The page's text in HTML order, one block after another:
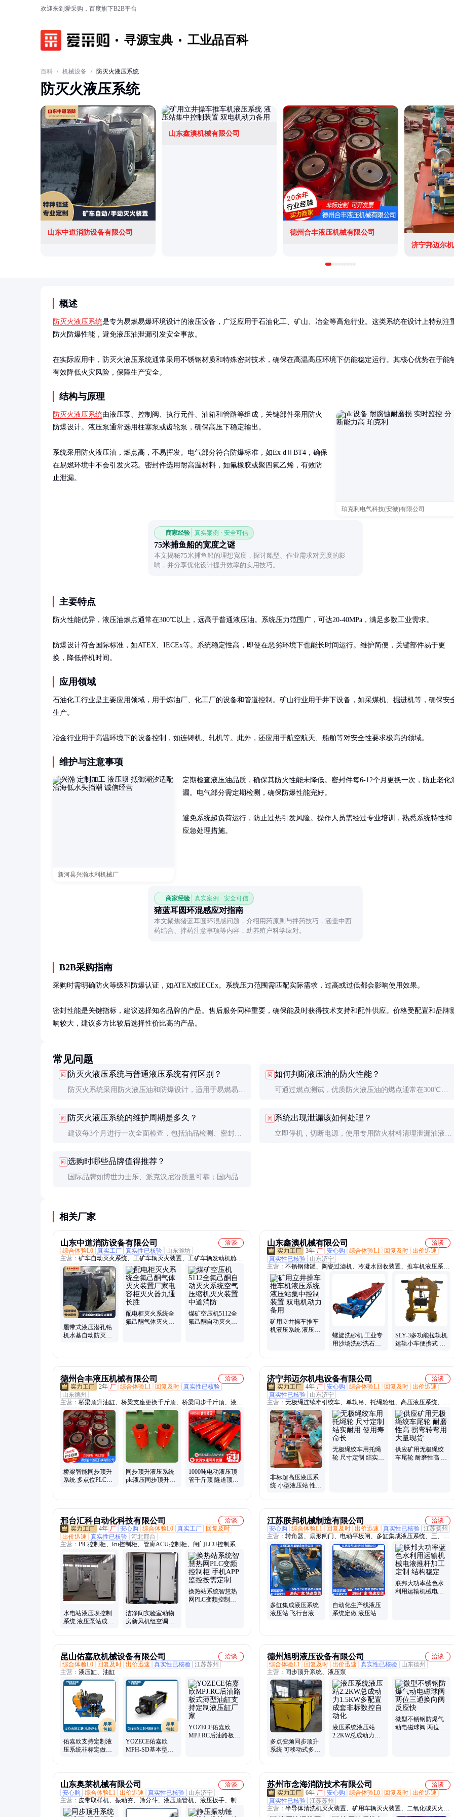
欢迎来到爱采购，百度旗下B2B平台
寻源宝典 工业品百科
百科 / 机械设备 / 防灭火液压系统
防灭火液压系统
山东中道消防设备有限公司
山东鑫澳机械有限公司
德州合丰液压机械有限公司
济宁邦迈尔
概述
防灭火液压系统是专为易燃易爆环境设计的液压设备，广泛应用于石油化工、矿山、冶金等高危行业。这类系统在设计上特别注
防火防爆性能，避免液压油泄漏引发安全事故。
在实际应用中，防灭火液压系统通常采用不锈钢材质和特殊密封技术，确保在高温高压环境下仍能稳定运行。其核心优势在于能
有效降低火灾风险，保障生产安全。
结构与原理
珀克利电气科技(安徽)有限公司
防灭火液压系统由液压泵、控制阀、执行元件、油箱和管路等组成，关键部件采用防火
防爆设计。液压泵通常选用柱塞泵或齿轮泵，确保高压下稳定输出。
系统采用防火液压油，燃点高，不易挥发。电气部分符合防爆标准，如Ex dⅡBT4，确保
在易燃环境中不会引发火花。密封件选用耐高温材料，如氟橡胶或聚四氟乙烯，有效防
止泄漏。
商家经验 真实案例 · 安全可信
75米捕鱼船的宽度之谜
本文揭秘75米捕鱼船的理想宽度，探讨船型、作业需求对宽度的影
响，并分享优化设计提升效率的实用技巧。
主要特点
防火性能优异，液压油燃点通常在300℃以上，远高于普通液压油。系统压力范围广，可达20-40MPa，满足多数工业需求。
防爆设计符合国际标准，如ATEX、IECEx等。系统稳定性高，即使在恶劣环境下也能长时间运行。维护简便，关键部件易于更
换，降低停机时间。
应用领域
石油化工行业是主要应用领域，用于炼油厂、化工厂的设备和管道控制。矿山行业用于井下设备，如采煤机、掘进机等，确保安
生产。
冶金行业用于高温环境下的设备控制，如连铸机、轧机等。此外，还应用于航空航天、船舶等对安全性要求极高的领域。
维护与注意事项
新河县兴瀚水利机械厂
定期检查液压油品质，确保其防火性能未降低。密封件每6-12个月更换一次，防止老化
漏。电气部分需定期检测，确保防爆性能完好。
避免系统超负荷运行，防止过热引发风险。操作人员需经过专业培训，熟悉系统特性和
应急处理措施。
商家经验 真实案例 · 安全可信
猪蓝耳圆环混感应对指南
本文聚焦猪蓝耳圆环混感问题，介绍用药原则与拌药技巧，涵盖中西
药结合、拌药注意事项等内容，助养殖户科学应对。
B2B采购指南
采购时需明确防火等级和防爆认证，如ATEX或IECEx。系统压力范围需匹配实际需求，过高或过低都会影响使用效果。
密封性能是关键指标，建议选择知名品牌的产品。售后服务同样重要，确保能及时获得技术支持和配件供应。价格受配置和品牌
响较大，建议多方比较后选择性价比高的产品。
常见问题
问 防灭火液压系统与普通液压系统有何区别？
防灭火系统采用防火液压油和防爆设计，适用于易燃易爆
问 如何判断液压油的防火性能？
可通过燃点测试，优质防火液压油的燃点通常在300℃以
问 防灭火液压系统的维护周期是多久？
建议每3个月进行一次全面检查，包括油品检测、密封件
问 系统出现泄漏该如何处理？
立即停机，切断电源，使用专用防火材料清理泄漏油液。
问 选购时哪些品牌值得推荐？
国际品牌如博世力士乐、派克汉尼汾质量可靠；国内品牌
相关厂家
山东中道消防设备有限公司
洽谈
综合体验L0 真实工厂 真实性已核验
山东潍坊
主营： 矿车自动灭火系统、工矿车辆灭火装置、工矿车辆发动机舱灭
火、井下车辆自动灭火设备、全氟己酮自动灭火装置、油炸机灭火装
置、煤矿车辆水基灭火系统
履带式液压潜孔钻
机水基自动防灭火
配电柜灭火系统全
氟己酮气体灭火装
煤矿空压机5112全
氟己酮自动灭火系
山东鑫澳机械有限公司
洽谈
3年 厂 安心购 综合体验L1 回复及时 出价迅速
真实性已核验
山东济宁
主营： 不锈钢储罐、陶瓷过滤机、冷凝水回收装置、推车机液压系
统、玻璃钢罐、冷凝器、离心机、压滤机
矿用立井操车推车
机液压系统 液压站
螺旋洗砂机 工业专
用沙场洗砂洗石机
SLY-3多功能拉轨机
运轨小车便携式 轨
德州合丰液压机械有限公司
洽谈
2年 厂 综合体验L1 回复及时 真实性已核验
山东德州
主营： 桥梁顶升油缸、桥梁支座更换千斤顶、桥梁同步千斤顶、液压
油缸、液压顶管机、电动液压千斤顶、板式换热器液压扳手、PLC同
步液压系统、智能同步顶升系统、板换夹紧器、大吨位千斤顶、大吨
位油缸、马路吹风机、智能同步顶升千斤顶、大吨位同步千斤顶、顶
管千斤顶、顶管油缸、200吨顶管千斤顶、300吨顶管千斤顶、桥梁工
程千斤顶、马路吹扫机、泥水平衡顶管千斤顶、500吨千斤顶、320吨
千斤顶、630吨千斤顶
桥梁智能同步顶升
系统 多点位PLC液
同步顶升液压系统
plc液压同步顶升控
1000吨电动液压顶
管千斤顶 隧道顶推
济宁邦迈尔机电设备有限公司
洽谈
4年 厂 安心购 综合体验L1 回复及时 出价迅速
真实性已核验
山东济宁
主营： 无极绳连续牵引绞车、单轨吊、托绳轮组、高压液压系统、绞
车配件、主压绳轮组、拐歪轮组、尾轮、五轮重锤涨紧装置、梭车、
导绳轮、涨紧轮、轨道、副压绳轮组
非标超高压液压系
统 小型液压站 性能
无极绳绞车用托绳
轮 尺寸定制 结实耐
供应矿用无极绳绞
车尾轮 耐磨性高 拐
邢台汇科自动化科技有限公司
洽谈
4年 厂 安心购 综合体验L0 真实工厂
回复及时
出价迅速
真实性已核验 河北邢台
主营： PlC控制柜、lcu控制柜、管廊ACU控制柜、闸门LCU控制系
统、泵站自动化控制系统、地源热泵控制系统、供热集中控制系统、
LCU自动控制系统、液压坝控制系统、闸泵站控制柜、LCU控制柜、
PLC非标自动化控制柜、泵站自动化控制柜、风机PlC控制柜、自来
水厂PLC控制柜、LCU现场控制柜、反洗泵房PLC控制柜、污水泵格
栅机PLC控制柜、换热站PLC控制柜、成套水闸LCU控制柜、提升泵
站LCU控制柜
水电站液压坝控制
系统 液压泵站成套
洁净间实验室动物
房新风机组空调
换热站系统智慧热
网PLC变频控制柜
江苏朕邦机械制造有限公司
洽谈
安心购
综合体验L1 回复及时 出价迅速 真实性已核验 江苏扬州
主营： 转角器、扇形闸门、电动平板闸、多缸集成液压系统、三、四
通分料器
多缸集成液压系统
液压站 飞行台液压
自动化生产线液压
系统定做 液压站厂
朕邦大功率蓝色水
利用运输机械电液
昆山佑嘉欣机械设备有限公司
洽谈
综合体验L0
回复及时 出价迅速 真实性已核验 江苏苏州
主营： 液压缸、油缸
佑嘉欣支持定制液
压系统非标定做液
YOZECE佑嘉欣
MPH-SD基本型拉
YOZECE佑嘉欣
MPJ.RC后油路板式
德州旭明液压设备有限公司
洽谈
综合体验L1
回复及时 出价迅速 真实性已核验
山东德州
主营： 同步顶升系统、液压泵
多点变频同步顶升
系统 可移动式多点
液压系统液压站
2.2KW总成动力
微型不锈钢防爆气
动电磁球阀 两位三
山东奥莱机械有限公司
洽谈
安心购
综合体验L1 出价迅速 真实性已核验
山东济宁
主营： 皮带取样机、振动夯、筛分斗、液压顶管机、液压扳手、制氮
机、单轨运输车、激光切割机、沥青拌合机、挖机清淤泵、相贯线切
苏州市念海消防技术有限公司
洽谈
6年 厂 安心购 综合体验L0 回复及时 出价迅速
真实性已核验 江苏苏州
主营： 半导体清洗机灭火装置、矿用车辆灭火装置、二氧化碳灭火系